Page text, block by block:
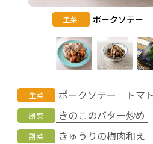
主菜 ポークソテー
主菜 ポークソテー トマ
副菜 きのこのバター炒め
副菜 きゅうりの梅肉和え